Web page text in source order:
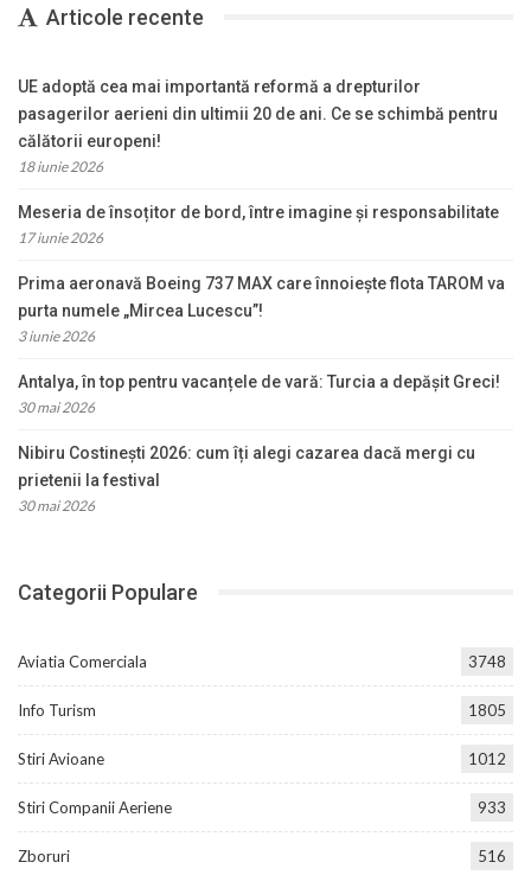
Articole recente
UE adoptă cea mai importantă reformă a drepturilor
pasagerilor aerieni din ultimii 20 de ani. Ce se schimbă pentru
călătorii europeni!
18 iunie 2026
Meseria de însoțitor de bord, între imagine și responsabilitate
17 iunie 2026
Prima aeronavă Boeing 737 MAX care înnoiește flota TAROM va
purta numele „Mircea Lucescu”!
3 iunie 2026
Antalya, în top pentru vacanțele de vară: Turcia a depășit Greci!
30 mai 2026
Nibiru Costinești 2026: cum îți alegi cazarea dacă mergi cu
prietenii la festival
30 mai 2026
Categorii Populare
Aviatia Comerciala 3748
Info Turism 1805
Stiri Avioane 1012
Stiri Companii Aeriene 933
Zboruri 516